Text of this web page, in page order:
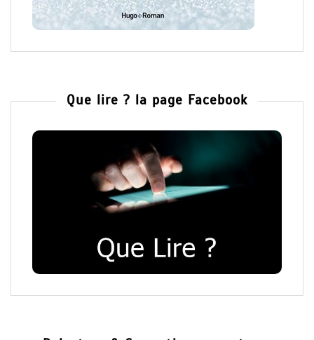
Que lire ? la page Facebook